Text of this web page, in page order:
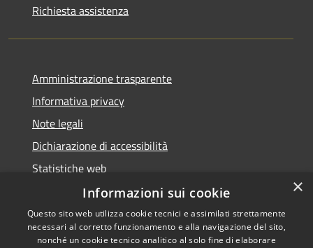
Richiesta assistenza
Amministrazione trasparente
Informativa privacy
Note legali
Dichiarazione di accessibilità
Statistiche web
Copyright © 2026 • Comune di
×
Informazioni sui cookie
Questo sito web utilizza cookie tecnici e assimilati strettamente
necessari al corretto funzionamento e alla navigazione del sito,
nonché un cookie tecnico analitico al solo fine di elaborare